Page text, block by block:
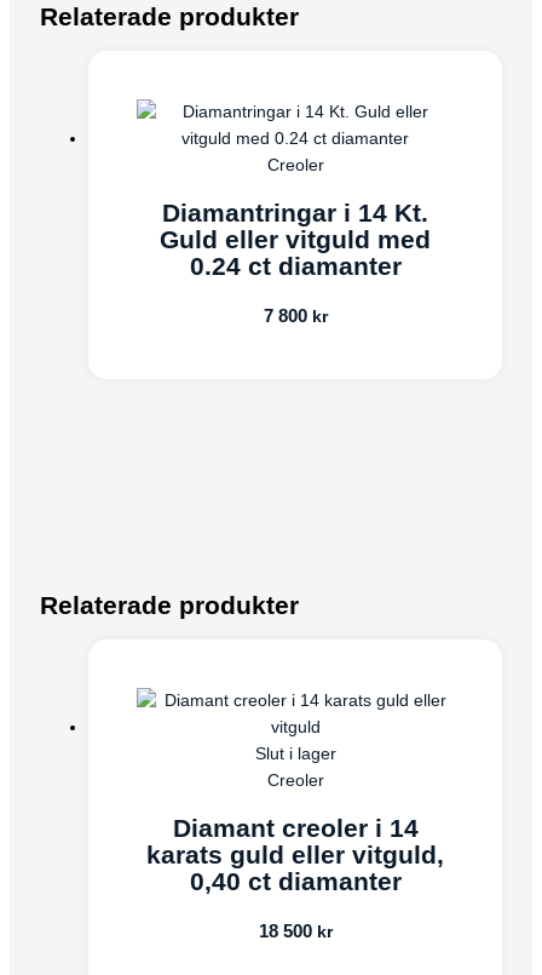
Relaterade produkter
Creoler
Diamantringar i 14 Kt.
Guld eller vitguld med
0.24 ct diamanter
7 800 kr
Relaterade produkter
Slut i lager
Creoler
Diamant creoler i 14
karats guld eller vitguld,
0,40 ct diamanter
18 500 kr